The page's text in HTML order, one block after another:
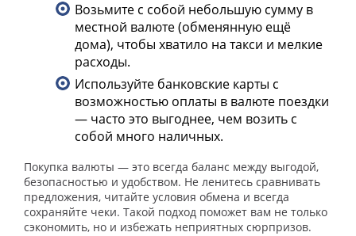
Возьмите с собой небольшую сумму в
местной валюте (обменянную ещё
дома), чтобы хватило на такси и мелкие
расходы.
Используйте банковские карты с
возможностью оплаты в валюте поездки
— часто это выгоднее, чем возить с
собой много наличных.
Покупка валюты — это всегда баланс между выгодой,
безопасностью и удобством. Не ленитесь сравнивать
предложения, читайте условия обмена и всегда
сохраняйте чеки. Такой подход поможет вам не только
сэкономить, но и избежать неприятных сюрпризов.